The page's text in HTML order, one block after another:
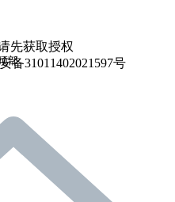
先获取授权
备31011402021597号
部